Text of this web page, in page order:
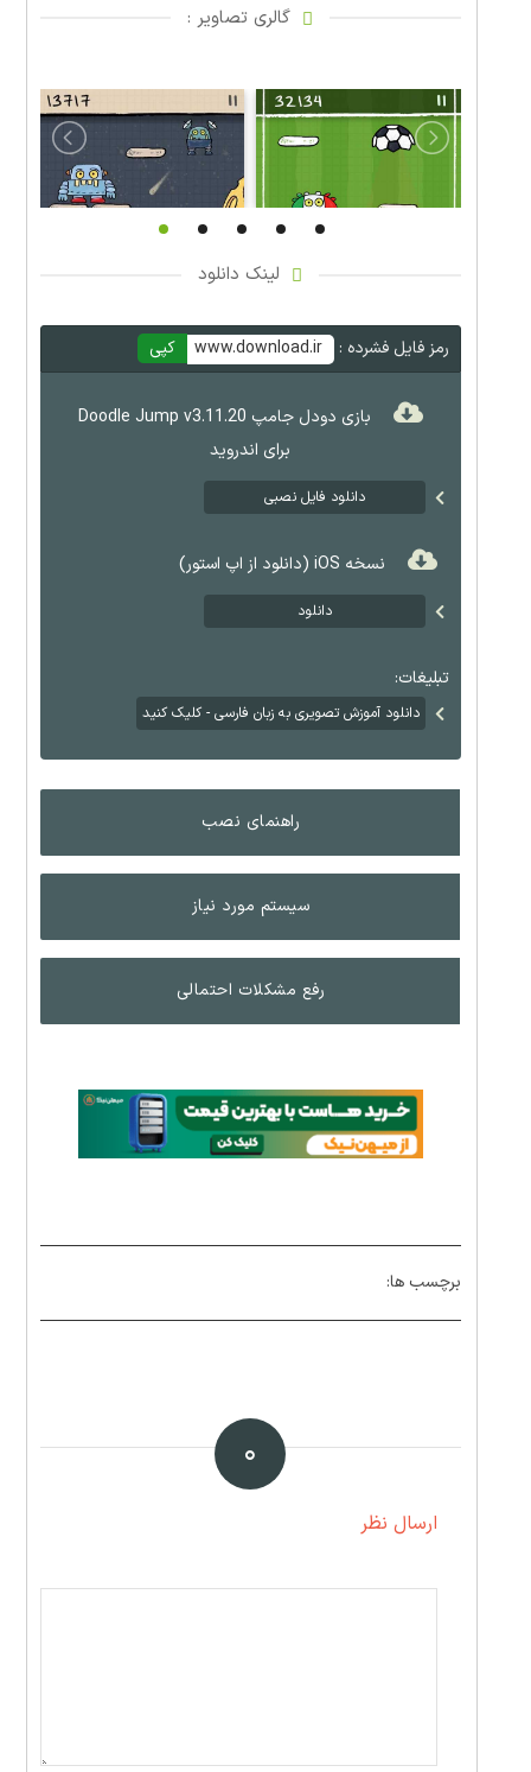
گالری تصاویر :
لینک دانلود
رمز فایل فشرده : www.download.ir کپی
بازی دودل جامپ Doodle Jump v3.11.20
برای اندروید
دانلود فایل نصبی
نسخه iOS (دانلود از اپ استور)
دانلود
تبلیغات:
دانلود آموزش تصویری به زبان فارسی - کلیک کنید
راهنمای نصب
سیستم مورد نیاز
رفع مشکلات احتمالی
برچسب ها:
۰
ارسال نظر